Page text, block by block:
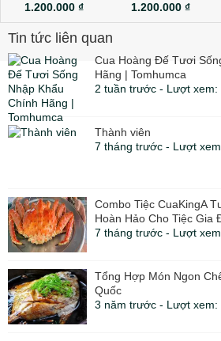
1.200.000 ₫ 1.200.000 ₫
Tin tức liên quan
Cua Hoàng Đế Tươi
Hãng | Tomhumca
2 tuần trước - Lượt xem:
Thành viên
7 tháng trước - Lượt
Combo Tiệc CuaKingA
Hoàn Hảo Cho Tiệc Gia
7 tháng trước - Lượt
Tổng Hợp Món Ngon
Quốc
3 năm trước - Lượt xem: